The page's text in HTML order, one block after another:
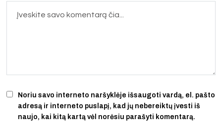
Noriu savo interneto naršyklėje išsaugoti vardą, el. pašto
adresą ir interneto puslapį, kad jų nebereiktų įvesti iš
naujo, kai kitą kartą vėl norėsiu parašyti komentarą.